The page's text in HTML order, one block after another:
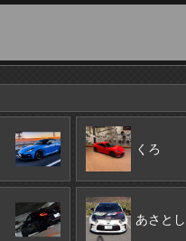
くろ
あさとし